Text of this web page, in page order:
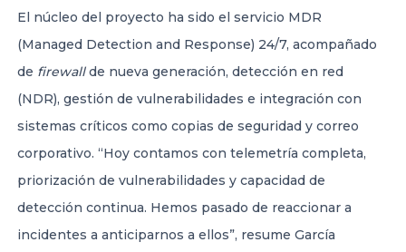
El núcleo del proyecto ha sido el servicio MDR
(Managed Detection and Response) 24/7, acompañado
de firewallde nueva generación, detección en red
(NDR), gestión de vulnerabilidades e integración con
sistemas críticos como copias de seguridad y correo
corporativo. “Hoy contamos con telemetría completa,
priorización de vulnerabilidades y capacidad de
detección continua. Hemos pasado de reaccionar a
incidentes a anticiparnos a ellos”, resume García